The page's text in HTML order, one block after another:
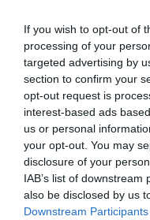
If you wish to opt-out of
processing of your
targeted advertising by
section to confirm your
opt-out request is
interest-based ads
us or personal
your opt-out. You may
disclosure of your
IAB’s list of
also be disclosed by us
Downstream Participants
cerrados en España,
últimos 30 días y una
principales marcas.
Añadir 2Playbook
de forma gratuita
Mantente informado
Compartir